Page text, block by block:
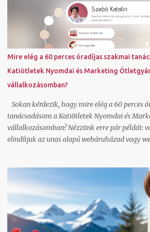
referenciáim közül, ami a
Továbbiakat a referencia oldalamon láthatsz.
bizalommal, ha kérdésed van. Foglalj hozzám
konzultációs időpontot IDE kattintva . Szabó
)
Mire elég a 60 perces óradíjas szakmai
Katiötletek Nyomdai és Marketing
vállalkozásomban?
Sokan kérdezik, hogy mire elég a 60 perces
tanácsadásom a Katiötletek Nyomdai és
vállalkozásomban? Nézzünk erre pár példát:
elindítjuk az unas alapú webáruházad vagy
vagy Listamester hírlevél feliratkozó űrlapot
levelet hozzá, ez alapján fogod tuni folytatni
oldalad az első 5 poszt típussal, amit
használni képszerkesztéssel és
csoportodat az alap beállításokkal és 5